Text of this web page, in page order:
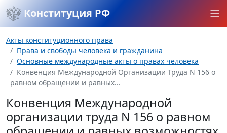
Конституция РФ
Акты конституционного права
Права и свободы человека и гражданина
Основные международные акты о правах человека
Конвенция Международной Организации Труда N 156 о
равном обращении и равных...
Конвенция Международной
организации труда N 156 о равном